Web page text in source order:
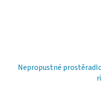
Nepropustné